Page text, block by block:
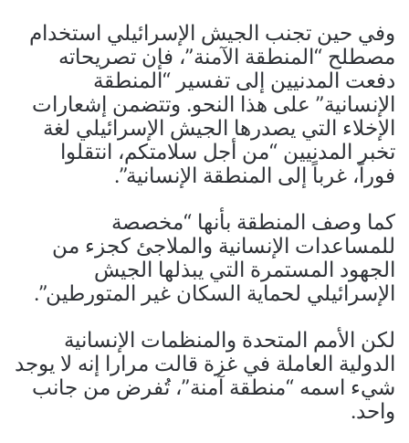
وفي حين تجنب الجيش الإسرائيلي استخدام
مصطلح “المنطقة الآمنة”، فإن تصريحاته
دفعت المدنيين إلى تفسير “المنطقة
الإنسانية” على هذا النحو. وتتضمن إشعارات
الإخلاء التي يصدرها الجيش الإسرائيلي لغة
تخبر المدنيين “من أجل سلامتكم، انتقلوا
فوراً، غرباً إلى المنطقة الإنسانية”.
كما وصف المنطقة بأنها “مخصصة
للمساعدات الإنسانية والملاجئ كجزء من
الجهود المستمرة التي يبذلها الجيش
الإسرائيلي لحماية السكان غير المتورطين”.
لكن الأمم المتحدة والمنظمات الإنسانية
الدولية العاملة في غزة قالت مرارا إنه لا يوجد
شيء اسمه “منطقة آمنة”، تُفرض من جانب
واحد.